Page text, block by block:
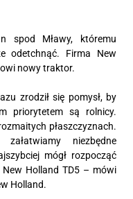
spod Mławy, któremu
odetchnąć. Firma New
nowy traktor.
zrodził się pomysł, by
priorytetem są rolnicy.
płaszczyznach.
niezbędne
mógł rozpocząć
Holland TD5 – mówi
Holland.